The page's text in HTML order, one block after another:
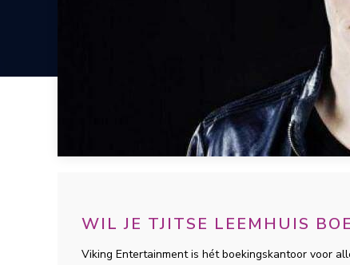
WIL JE TJITSE LEEMHUIS
Viking Entertainment is hét boekingskantoor voor